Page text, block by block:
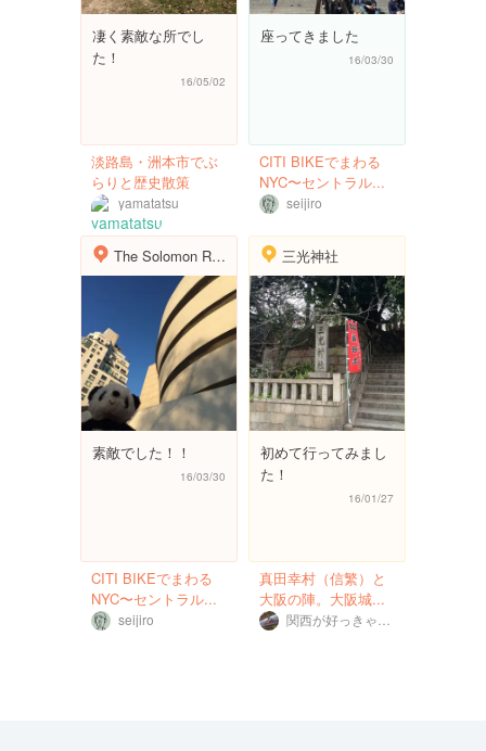
凄く素敵な所でし
た！
16/05/02
淡路島・洲本市でぶ
らりと歴史散策
yamatatsu
座ってきました
16/03/30
CITI BIKEでまわる
NYC〜セントラル...
seijiro
The Solomon R Guggenheim Museum
素敵でした！！
16/03/30
CITI BIKEでまわる
NYC〜セントラル...
seijiro
三光神社
初めて行ってみまし
た！
16/01/27
真田幸村（信繁）と
大阪の陣。大阪城...